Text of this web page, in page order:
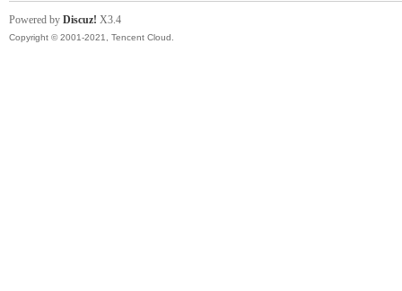
Powered by Discuz! X3.4
Copyright © 2001-2021, Tencent Cloud.